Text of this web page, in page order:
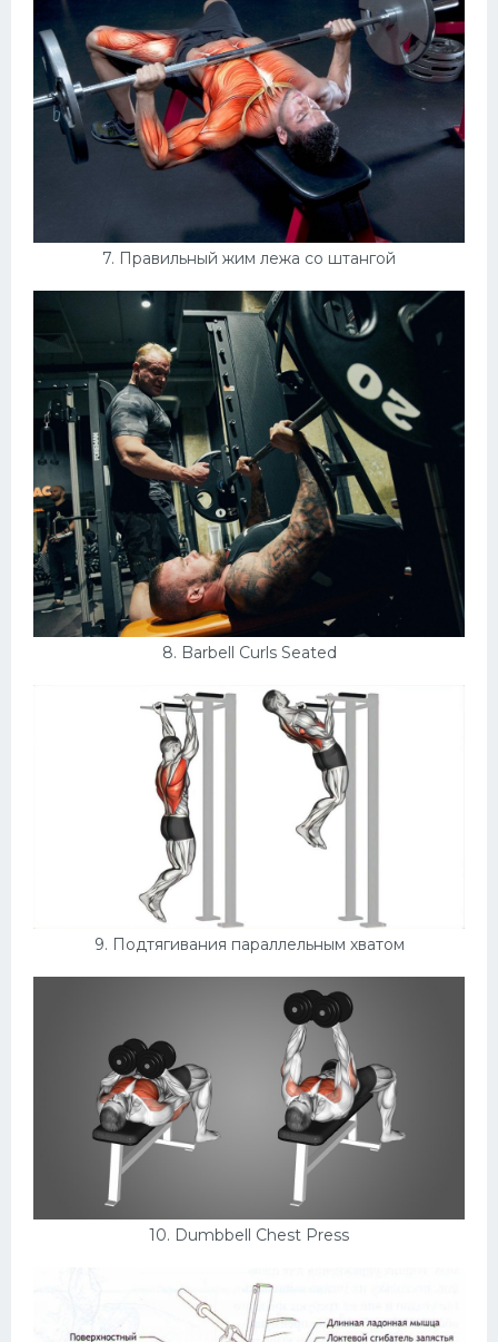
7. Правильный жим лежа со штангой
8. Barbell Curls Seated
9. Подтягивания параллельным хватом
10. Dumbbell Chest Press